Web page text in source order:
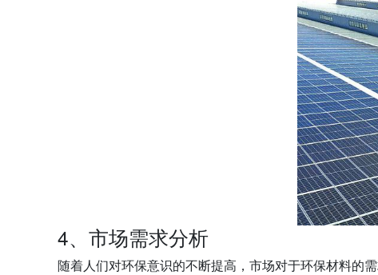
4、市场需求分析
随着人们对环保意识的不断提高，市场对于环保材料的